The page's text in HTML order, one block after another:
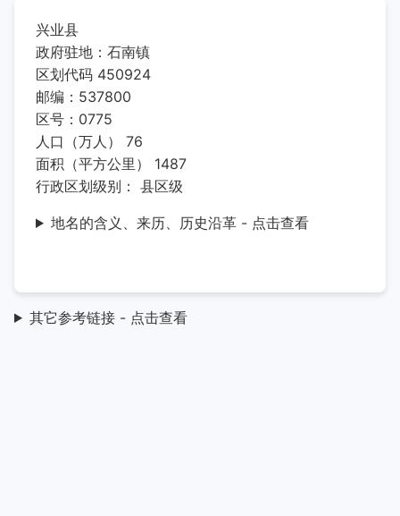
兴业县
政府驻地：石南镇
区划代码 450924
邮编：537800
区号：0775
人口（万人） 76
面积（平方公里） 1487
行政区划级别： 县区级
地名的含义、来历、历史沿革 - 点击查看
其它参考链接 - 点击查看